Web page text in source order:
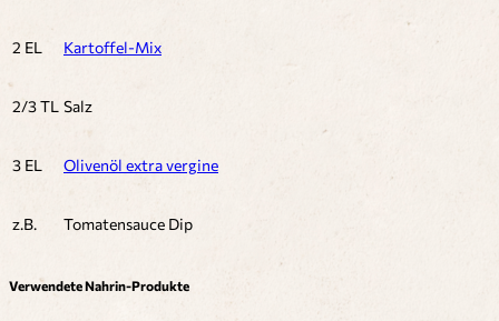
2 EL Kartoffel-Mix
2/3 TL Salz
3 EL Olivenöl extra vergine
z.B. Tomatensauce Dip
Verwendete Nahrin-Produkte